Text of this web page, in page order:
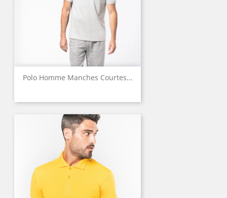
Polo Homme Manches Courtes...